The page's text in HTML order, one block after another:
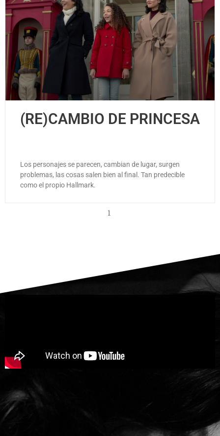
(RE)CAMBIO DE PRINCESA
Los personajes se parecen, cambian de lugar, surgen
problemas, las cosas salen bien al final. Tan predecible
como el propio Hallmark.
1